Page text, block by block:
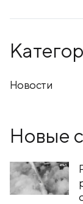
Новости
Новые